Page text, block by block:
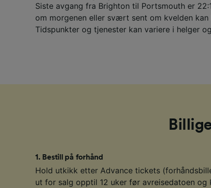
Siste avgang fra Brighton til Portsmouth er
om morgenen eller svært sent om kvelden kan
Tidspunkter og tjenester kan variere i helger
1 . Bestill på forhånd
Hold utkikk etter Advance tickets
ut for salg opptil 12 uker før avreisedatoen